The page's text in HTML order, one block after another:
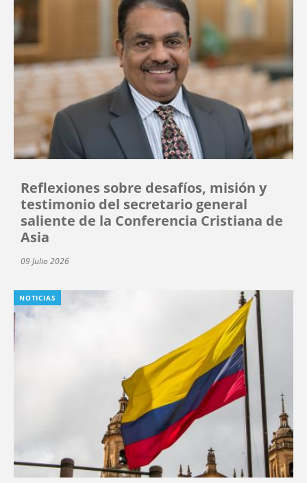
Reflexiones sobre desafíos, misión y
testimonio del secretario general
saliente de la Conferencia Cristiana de
Asia
09 Julio 2026
NOTICIAS